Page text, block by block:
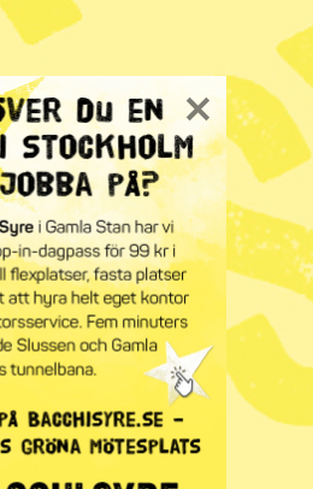
påSyre